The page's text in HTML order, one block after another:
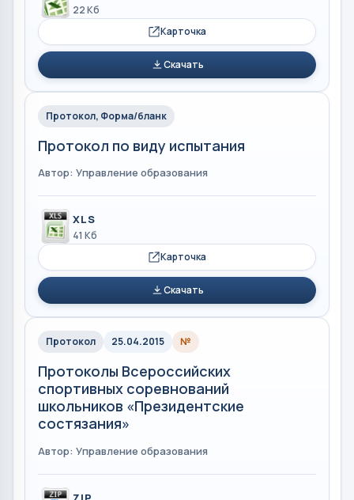
22 Кб
Карточка
Скачать
Протокол, Форма/бланк
Протокол по виду испытания
Автор: Управление образования
XLS
41 Кб
Карточка
Скачать
Протокол 25.04.2015 №
Протоколы Всероссийских
спортивных соревнований
школьников «Президентские
состязания»
Автор: Управление образования